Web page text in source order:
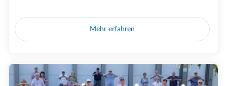
Mehr erfahren